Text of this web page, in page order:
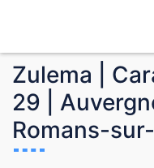
Zulema |
29 |
Romans-